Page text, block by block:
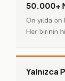
50.000+
On yılda
Her birinin
Yalnızca